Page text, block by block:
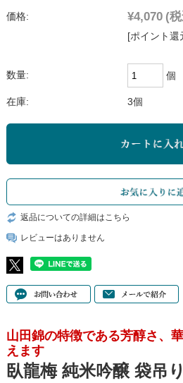
価格: ¥4,070 (
[ポイント還
数量: 個
在庫: 3個
返品についての詳細はこちら
レビューはありません
山田錦の特徴である芳醇さ、
えます
臥龍梅 純米吟醸 袋吊